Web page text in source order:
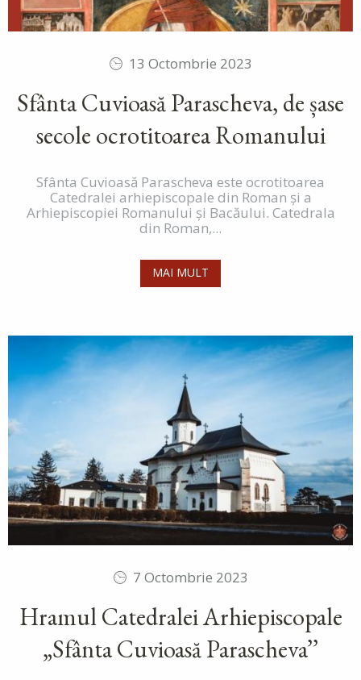
13 Octombrie 2023
Sfânta Cuvioasă Parascheva, de șase
secole ocrotitoarea Romanului
Sfânta Cuvioasă Parascheva este ocrotitoarea
Catedralei arhiepiscopale din Roman și a
Arhiepiscopiei Romanului și Bacăului. Catedrala
din Roman,...
MAI MULT
7 Octombrie 2023
Hramul Catedralei Arhiepiscopale
„Sfânta Cuvioasă Parascheva’’